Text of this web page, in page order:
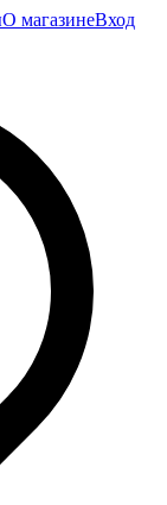
О магазинеВход